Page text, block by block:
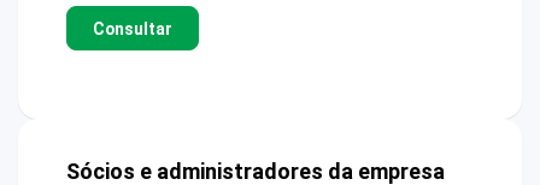
Consultar
Sócios e administradores da empresa